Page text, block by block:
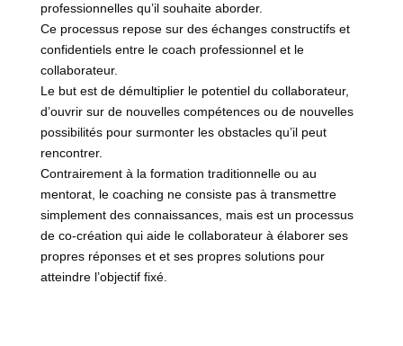
professionnelles qu’il souhaite aborder.
Ce processus repose sur des échanges constructifs et
confidentiels entre le coach professionnel et le
collaborateur.
Le but est de démultiplier le potentiel du collaborateur,
d’ouvrir sur de nouvelles compétences ou de nouvelles
possibilités pour surmonter les obstacles qu’il peut
rencontrer.
Contrairement à la formation traditionnelle ou au
mentorat, le coaching ne consiste pas à transmettre
simplement des connaissances, mais est un processus
de co-création qui aide le collaborateur à élaborer ses
propres réponses et et ses propres solutions pour
atteindre l’objectif fixé.